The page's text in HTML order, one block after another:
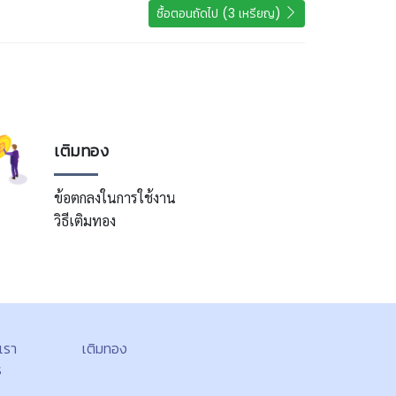
ซื้อตอนถัดไป (3 เหรียญ)
เติมทอง
ข้อตกลงในการใช้งาน
วิธีเติมทอง
า
เติมทอง